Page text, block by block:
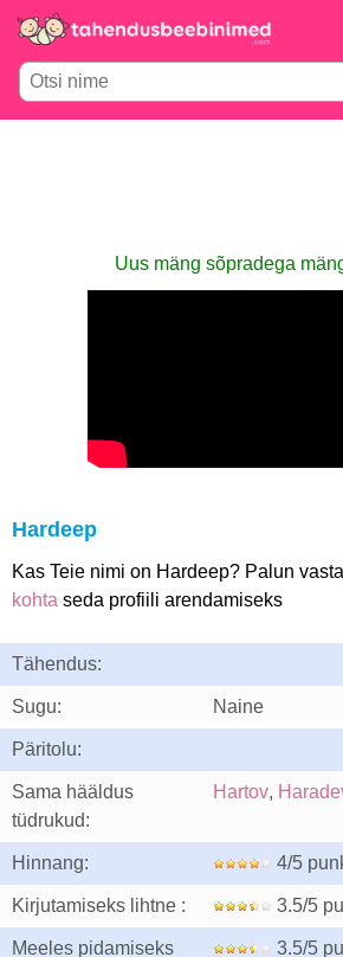
Uus mäng sõpradega
Hardeep
Kas Teie nimi on Hardeep? Palun vasta
kohta seda profiili arendamiseks
Tähendus:
Sugu: Naine
Päritolu:
Sama hääldus
tüdrukud:
Hartov,
Hinnang: 4/5
Kirjutamiseks lihtne : 3.5/5
Meeles pidamiseks
3.5/5